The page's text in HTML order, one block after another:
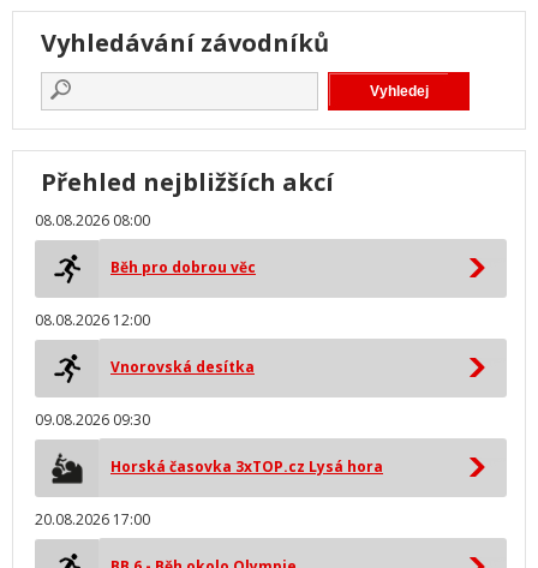
Vyhledávání závodníků
Přehled nejbližších akcí
08.08.2026 08:00
Běh pro dobrou věc
08.08.2026 12:00
Vnorovská desítka
09.08.2026 09:30
Horská časovka 3xTOP.cz Lysá hora
20.08.2026 17:00